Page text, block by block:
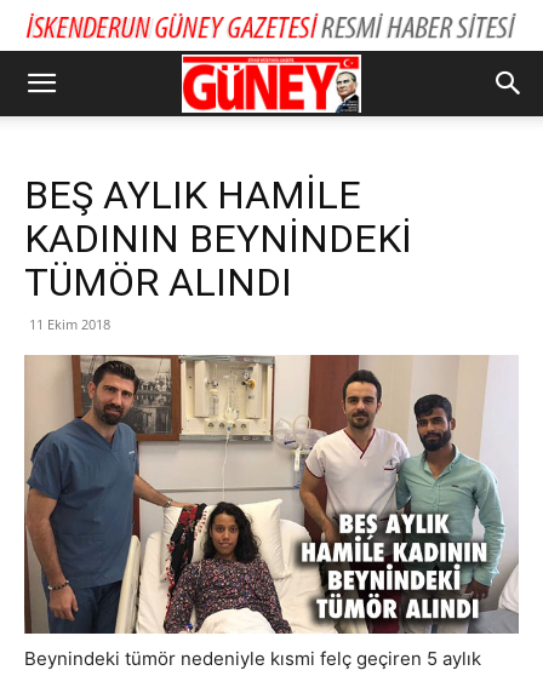
BEŞ AYLIK HAMİLE
KADININ BEYNİNDEKİ
TÜMÖR ALINDI
11 Ekim 2018
Beynindeki tümör nedeniyle kısmi felç geçiren 5 aylık